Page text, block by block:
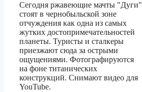
Сегодня ржавеющие мачты "Дуги"
стоят в чернобыльской зоне
отчуждения как одна из самых
жутких достопримечательностей
планеты. Туристы и сталкеры
приезжают сюда за острыми
ощущениями. Фотографируются
на фоне титанических
конструкций. Снимают видео для
YouTube.